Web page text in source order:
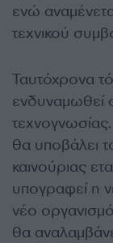
ενώ
τεχνικού
Ταυτόχρονα
ενδυναμωθεί
θα υποβάλει
καινούριας
υπογραφεί η
νέο
θα